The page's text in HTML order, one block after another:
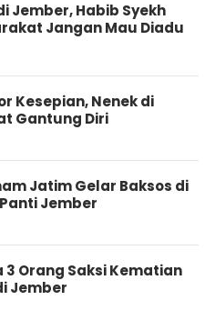
Jember, Habib Syekh
Jangan Mau Diadu
Kesepian, Nenek di
Gantung Diri
Jatim Gelar Baksos di
Jember
3 Orang Saksi Kematian
Jember